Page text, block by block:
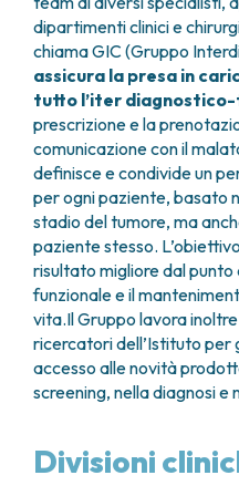
La nefrectomia
cheprevede
reneinteressato dal
Gerota che lo
tratto dell’uretere,
renale.
L’operazione può
approcci:
a cielo aperto,
laparoscopico,
utilizzando
robot-assistito
per una maggiore
Oggi, la
candidabili a
risposte chiare e un
supporto
fisioterapia
terapia del
gestione di
9.00 alle 13.00. Per
chiamare il numero
Nei pazienti con
programma di
personalizzato,
localizzata e ha
intento curativo
Questi tengono conto
individuale sia
eseguito.
È importante
specifiche, come
radiofrequenza
grandi dimensioni
conservativa renale,
positivi, il rischio di
questi casi, il follow-
garantire un
dipartimenti clinici e
chiama GIC (Gruppo
assicura la presa in
tutto l’iter
prescrizione e la
comunicazione con il
definisce e condivide un
per ogni paziente, basato
stadio del tumore, ma
paziente stesso.
risultato migliore dal punto
funzionale e il
vita.Il Gruppo lavora
ricercatori dell’Istituto per
accesso alle novità
screening, nella diagnosi e
Divisioni